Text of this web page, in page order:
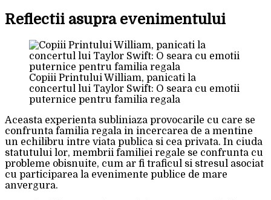
Reflectii asupra evenimentului
Copiii Printului William, panicati la
concertul lui Taylor Swift: O seara cu emotii
puternice pentru familia regala
Aceasta experienta subliniaza provocarile cu care se
confrunta familia regala in incercarea de a mentine
un echilibru intre viata publica si cea privata. In ciuda
statutului lor, membrii familiei regale se confrunta cu
probleme obisnuite, cum ar fi traficul si stresul asociat
cu participarea la evenimente publice de mare
anvergura.